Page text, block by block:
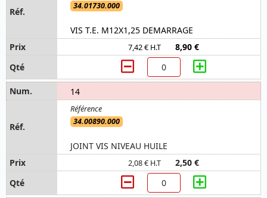
34.01730.000
VIS T.E. M12X1,25 DEMARRAGE
7,42 € H.T 8,90 €
14
34.00890.000
JOINT VIS NIVEAU HUILE
2,08 € H.T 2,50 €